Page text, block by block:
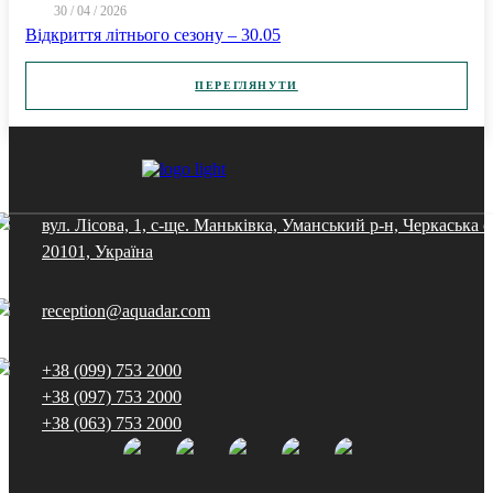
30 / 04 / 2026
Відкриття літнього сезону – 30.05
ПЕРЕГЛЯНУТИ
вул. Лісова, 1, с-ще. Маньківка, Уманський р-н, Черкаська
20101, Україна
reception@aquadar.com
+38 (099) 753 2000
+38 (097) 753 2000
+38 (063) 753 2000